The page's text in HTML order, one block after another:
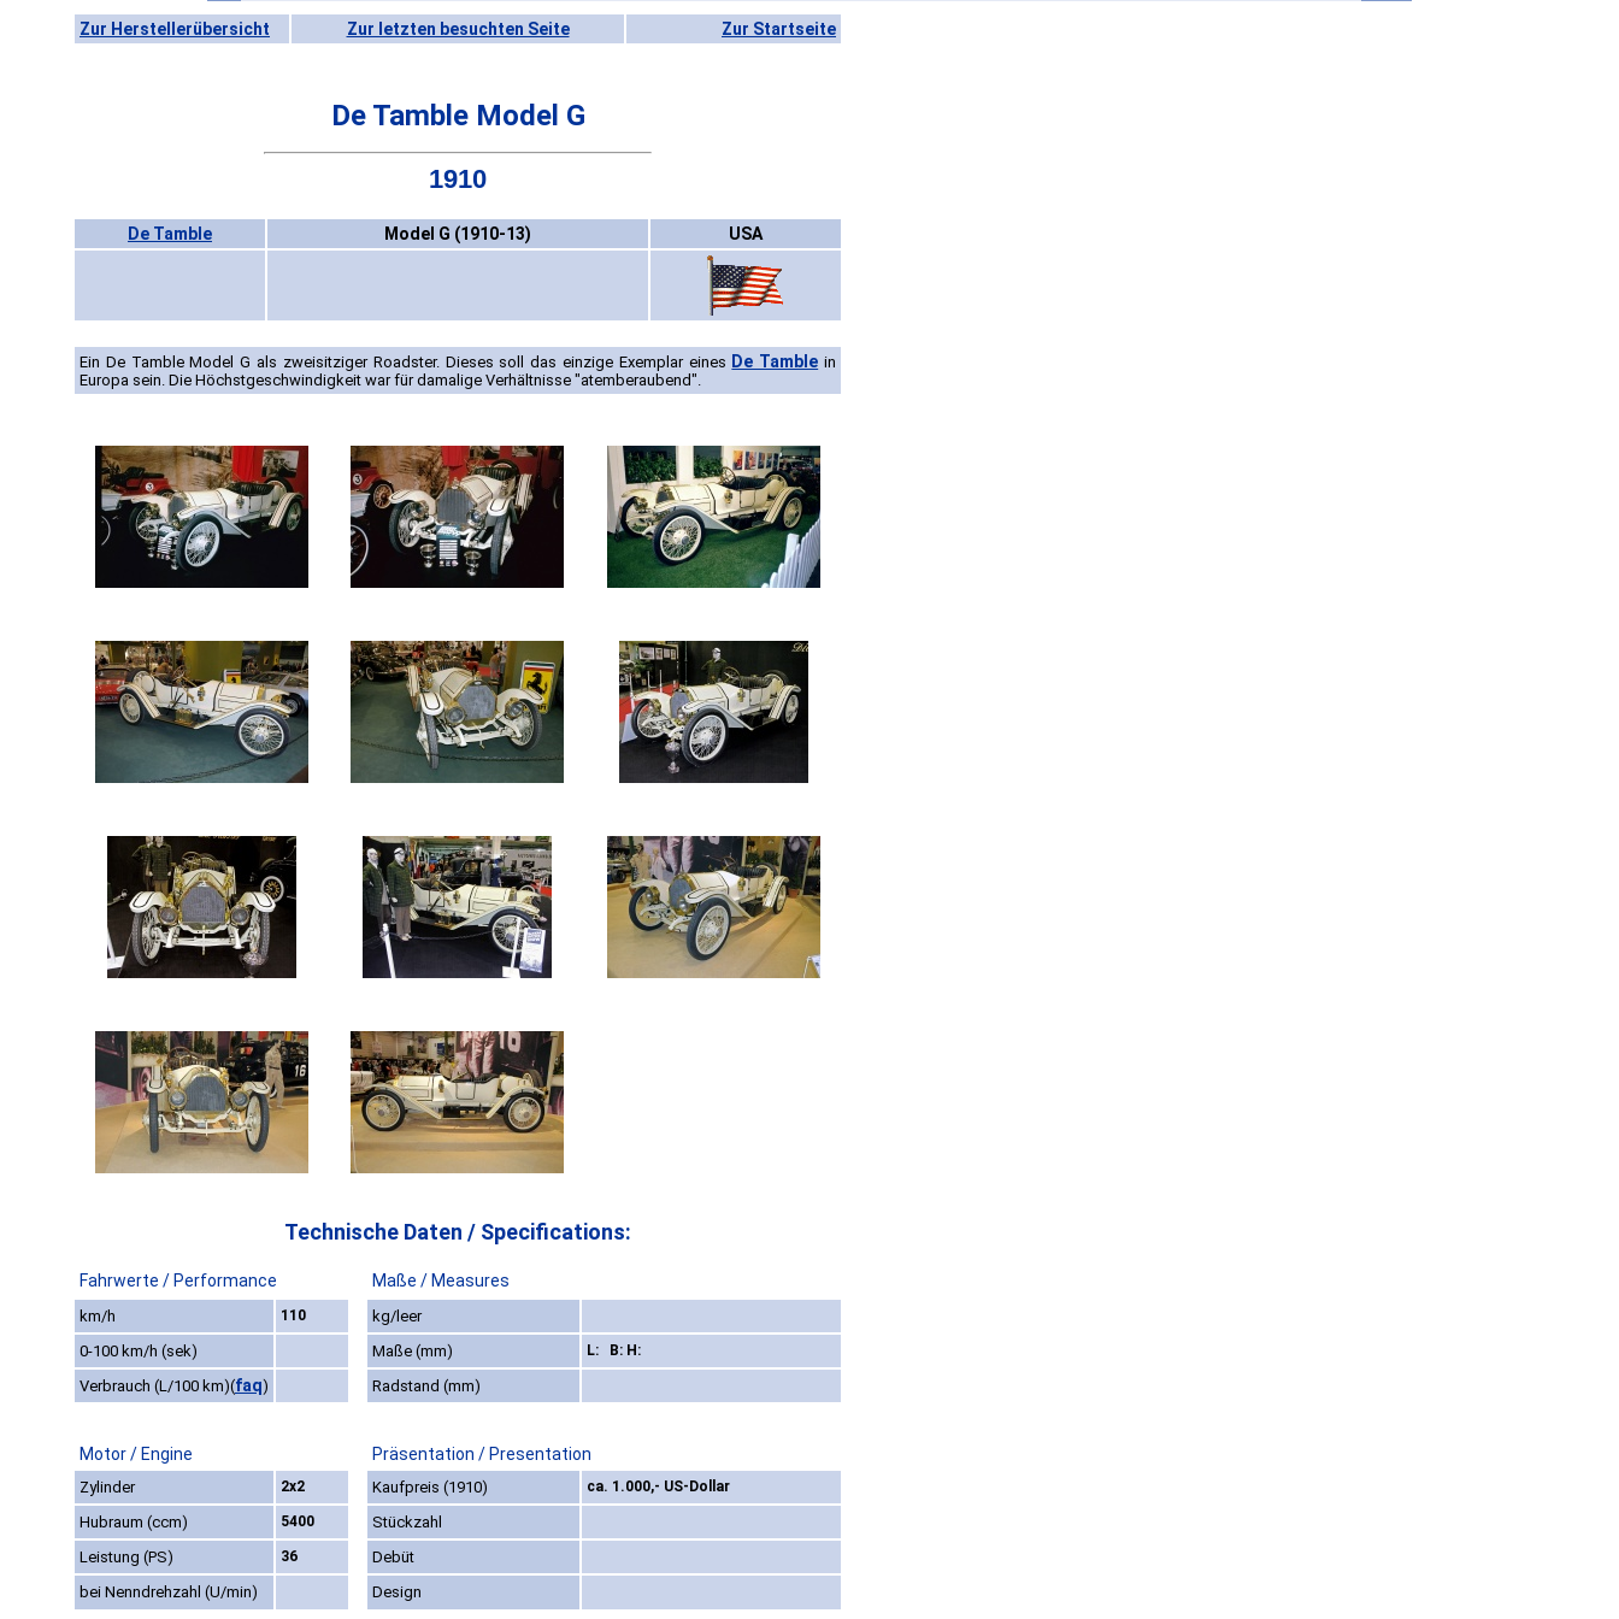
Zur Herstellerübersicht Zur letzten besuchten Seite Zur Startseite
De Tamble Model G
1910
De Tamble Model G (1910-13) USA
Ein De Tamble Model G als zweisitziger Roadster. Dieses soll das einzige Exemplar eines De Tamble in
Europa sein. Die Höchstgeschwindigkeit war für damalige Verhältnisse "atemberaubend".
Technische Daten / Specifications:
Fahrwerte / Performance Maße / Measures
km/h 110
kg/leer
0-100 km/h (sek)
Maße (mm) L: B: H:
Verbrauch (L/100 km)(faq) Radstand (mm)
Motor / Engine Präsentation / Presentation
Zylinder 2x2 Kaufpreis (1910) ca. 1.000,- US-Dollar
Hubraum (ccm) 5400
Stückzahl
Leistung (PS)
36
Debüt
bei Nenndrehzahl (U/min)
Design